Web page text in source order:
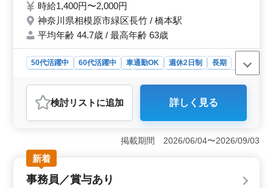
応募ください。
時給1,400円〜2,000円
神奈川県相模原市緑区長竹 / 橋本駅
平均年齢 44.7歳 / 最高年齢 63歳
50代活躍中 60代活躍中 車通勤OK 週休2日制
長期
派遣社員
おすすめポイント
＜充実の休日＞ 完全週休2日制（土日祝休み）で予定を
立てやすく、プライベートも大切にできます。残業なし
のため、無理なく安定したペースで勤務しやすい環境で
す。 ＜経験を活かせる＞ 販売店にて大型トラック
から小型トラックまでの整備を担当します。洗車、部品
交換、故障点検など、これまでの整備経験を活かして活
検討リスト に追加 詳しく見る
掲載期間 2026/06/04〜2026/09/03
新着
事務員／賞与あり